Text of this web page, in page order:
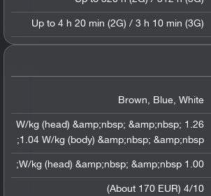
Up to 4 h 20 min (2G) / 3 h 10 min (3G)
Brown, Blue, White
1.26 W/kg (head) &amp;nbsp; &amp;nbsp;
1.04 W/kg (body) &amp;nbsp; &amp;nbsp;
1.00 W/kg (head) &amp;nbsp; &amp;nbsp;
4/10 (About 170 EUR)